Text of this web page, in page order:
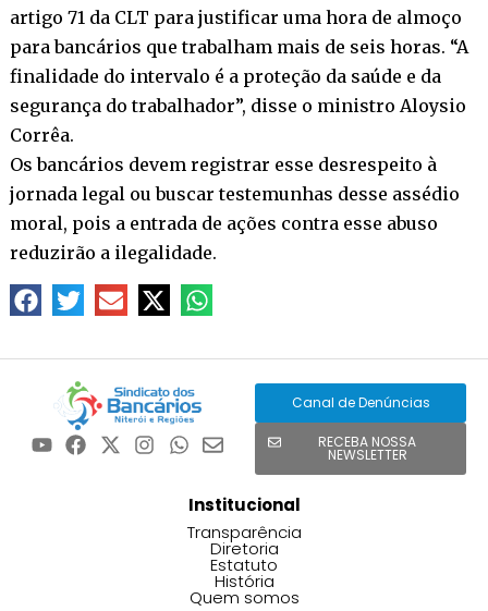
artigo 71 da CLT para justificar uma hora de almoço
para bancários que trabalham mais de seis horas. “A
finalidade do intervalo é a proteção da saúde e da
segurança do trabalhador”, disse o ministro Aloysio
Corrêa.
Os bancários devem registrar esse desrespeito à
jornada legal ou buscar testemunhas desse assédio
moral, pois a entrada de ações contra esse abuso
reduzirão a ilegalidade.
Canal de Denúncias
RECEBA NOSSA
NEWSLETTER
Institucional
Transparência
Diretoria
Estatuto
História
Quem somos